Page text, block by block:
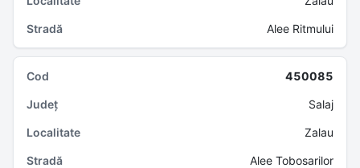
Alee Ritmului
450085
Salaj
Zalau
Alee Tobosarilor